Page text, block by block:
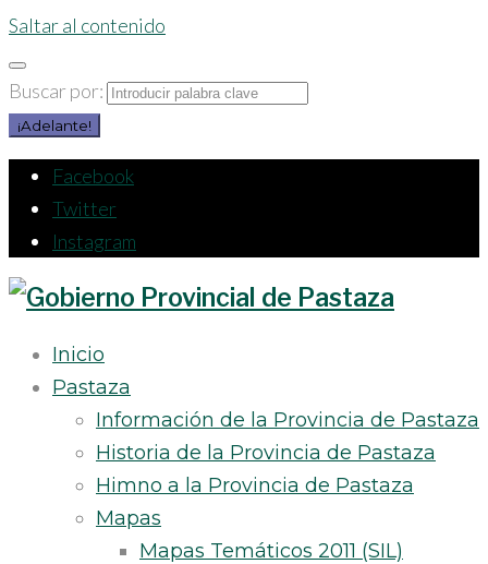
Saltar al contenido
Buscar por:
¡Adelante!
Facebook
Twitter
Instagram
Inicio
Pastaza
Información de la Provincia de Pastaza
Historia de la Provincia de Pastaza
Himno a la Provincia de Pastaza
Mapas
Mapas Temáticos 2011 (SIL)